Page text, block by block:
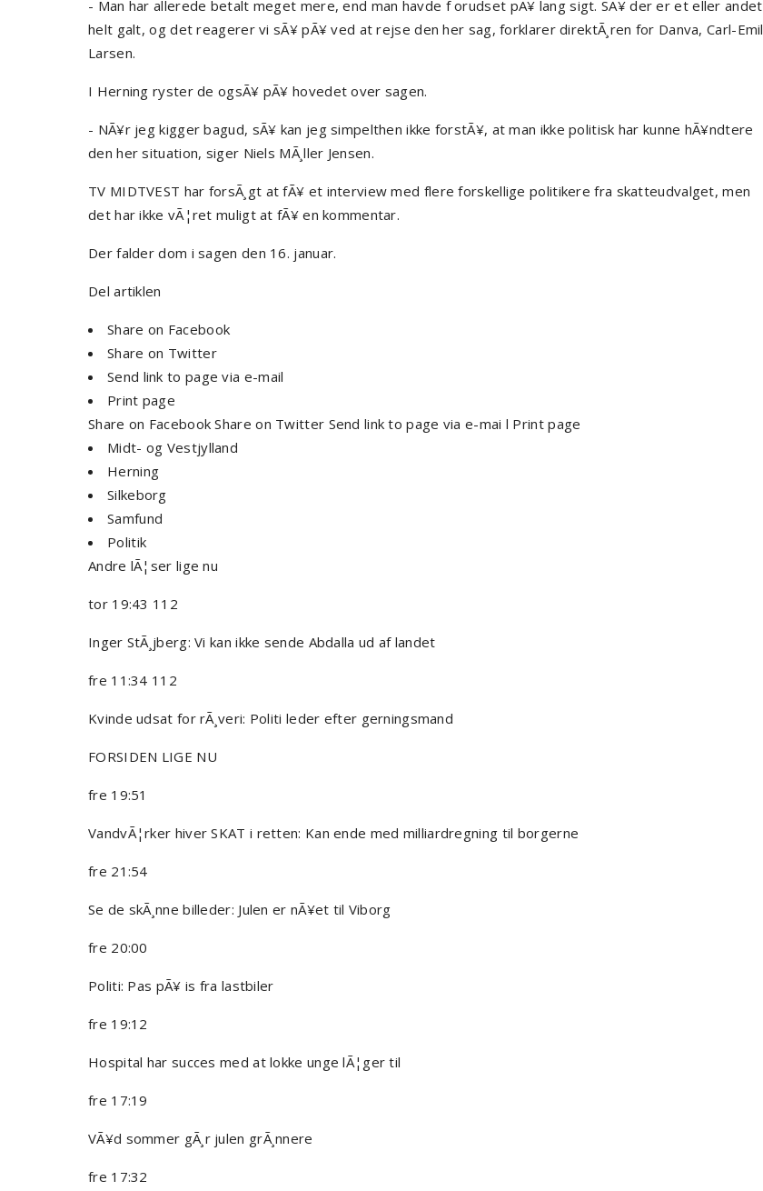
- Man har allerede betalt meget mere, end man havde f orudset pÃ¥ lang sigt. SÃ¥ der er et eller andet
helt galt, og det reagerer vi sÃ¥ pÃ¥ ved at rejse den her sag, forklarer direktÃ¸ren for Danva, Carl-Emil
Larsen.
I Herning ryster de ogsÃ¥ pÃ¥ hovedet over sagen.
- NÃ¥r jeg kigger bagud, sÃ¥ kan jeg simpelthen ikke forstÃ¥, at man ikke politisk har kunne hÃ¥ndtere
den her situation, siger Niels MÃ¸ller Jensen.
TV MIDTVEST har forsÃ¸gt at fÃ¥ et interview med flere forskellige politikere fra skatteudvalget, men
det har ikke vÃ¦ret muligt at fÃ¥ en kommentar.
Der falder dom i sagen den 16. januar.
Del artiklen
Share on Facebook
Share on Twitter
Send link to page via e-mail
Print page
Share on Facebook Share on Twitter Send link to page via e-mai l Print page
Midt- og Vestjylland
Herning
Silkeborg
Samfund
Politik
Andre lÃ¦ser lige nu
tor 19:43 112
Inger StÃ¸jberg: Vi kan ikke sende Abdalla ud af landet
fre 11:34 112
Kvinde udsat for rÃ¸veri: Politi leder efter gerningsmand
FORSIDEN LIGE NU
fre 19:51
VandvÃ¦rker hiver SKAT i retten: Kan ende med milliardregning til borgerne
fre 21:54
Se de skÃ¸nne billeder: Julen er nÃ¥et til Viborg
fre 20:00
Politi: Pas pÃ¥ is fra lastbiler
fre 19:12
Hospital har succes med at lokke unge lÃ¦ger til
fre 17:19
VÃ¥d sommer gÃ¸r julen grÃ¸nnere
fre 17:32